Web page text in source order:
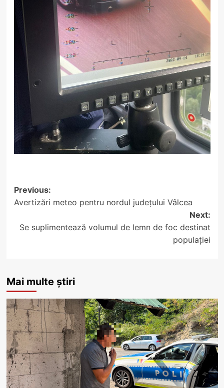
Post
navigation
Previous:
Avertizări meteo pentru nordul județului Vâlcea
Next:
Se suplimentează volumul de lemn de foc destinat
populației
Mai multe știri